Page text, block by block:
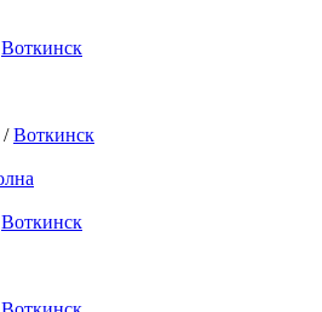
Воткинск
/Воткинск
Воткинск